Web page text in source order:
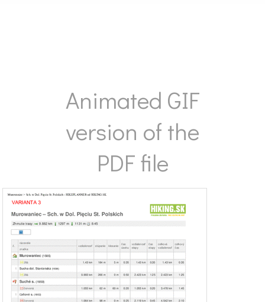
Animated GIF
version of the
PDF file